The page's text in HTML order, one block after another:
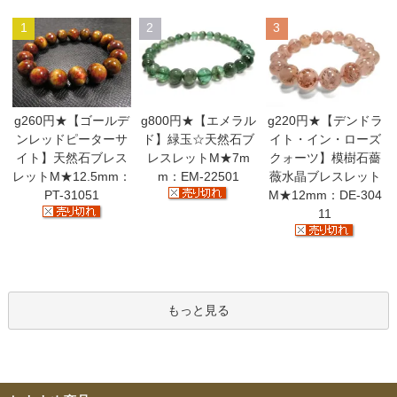
1
g260円★【ゴールデ
ンレッドピーターサ
イト】天然石ブレス
レットM★12.5mm：
PT-31051
2
g800円★【エメラル
ド】緑玉☆天然石ブ
レスレットM★7m
m：EM-22501
3
g220円★【デンドラ
イト・イン・ローズ
クォーツ】模樹石薔
薇水晶ブレスレット
M★12mm：DE-304
11
もっと見る